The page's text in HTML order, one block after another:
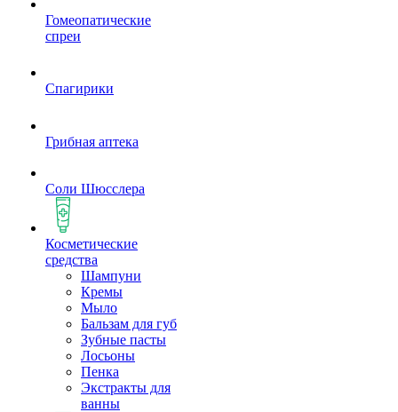
Гомеопатические
спреи
Спагирики
Грибная аптека
Соли Шюсслера
Косметические
средства
Шампуни
Кремы
Мыло
Бальзам для губ
Зубные пасты
Лосьоны
Пенка
Экстракты для
ванны